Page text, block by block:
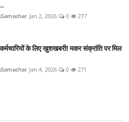
Jan 2, 2026 0 277
के लिए खुशखबरी! मकर संक्रांति पर मिल
Jan 4, 2026 0 271